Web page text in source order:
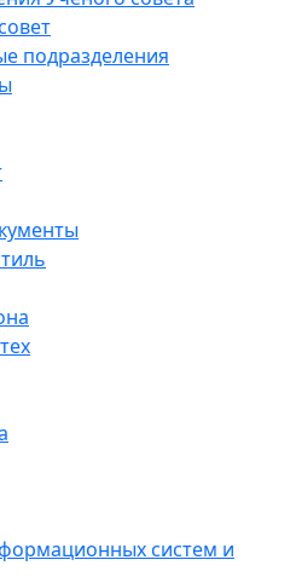
подразделения
систем и